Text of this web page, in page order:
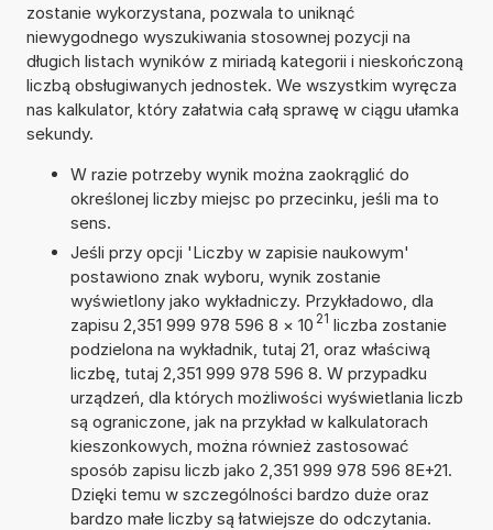
zostanie wykorzystana, pozwala to uniknąć
niewygodnego wyszukiwania stosownej pozycji na
długich listach wyników z miriadą kategorii i nieskończoną
liczbą obsługiwanych jednostek. We wszystkim wyręcza
nas kalkulator, który załatwia całą sprawę w ciągu ułamka
sekundy.
W razie potrzeby wynik można zaokrąglić do
określonej liczby miejsc po przecinku, jeśli ma to
sens.
Jeśli przy opcji 'Liczby w zapisie naukowym'
postawiono znak wyboru, wynik zostanie
wyświetlony jako wykładniczy. Przykładowo, dla
zapisu 2,351 999 978 596 8 × 10 21 liczba zostanie
podzielona na wykładnik, tutaj 21, oraz właściwą
liczbę, tutaj 2,351 999 978 596 8. W przypadku
urządzeń, dla których możliwości wyświetlania liczb
są ograniczone, jak na przykład w kalkulatorach
kieszonkowych, można również zastosować
sposób zapisu liczb jako 2,351 999 978 596 8E+21.
Dzięki temu w szczególności bardzo duże oraz
bardzo małe liczby są łatwiejsze do odczytania.